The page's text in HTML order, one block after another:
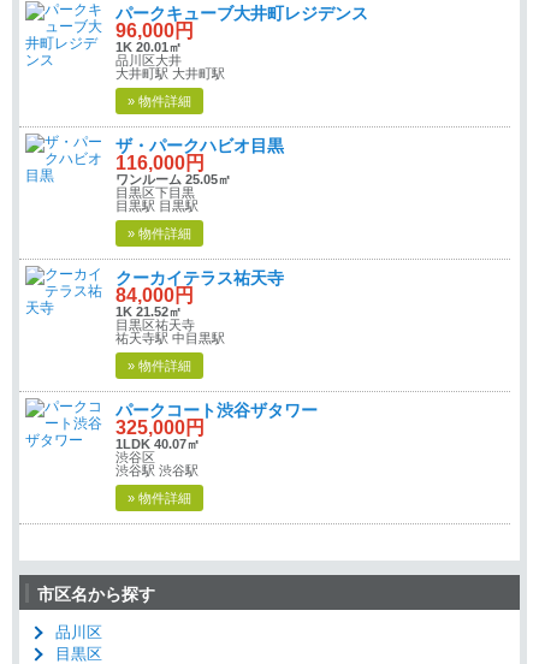
パークキューブ大井町レジデンス
96,000円
1K 20.01㎡
品川区大井
大井町駅 大井町駅
» 物件詳細
ザ・パークハビオ目黒
116,000円
ワンルーム 25.05㎡
目黒区下目黒
目黒駅 目黒駅
» 物件詳細
クーカイテラス祐天寺
84,000円
1K 21.52㎡
目黒区祐天寺
祐天寺駅 中目黒駅
» 物件詳細
パークコート渋谷ザタワー
325,000円
1LDK 40.07㎡
渋谷区
渋谷駅 渋谷駅
» 物件詳細
市区名から探す
品川区
目黒区